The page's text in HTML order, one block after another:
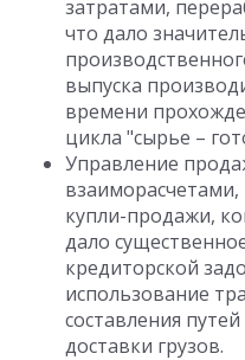
затратами,
что дало
выпуска
времени
цикла "сырье –
Управление
купли-продажи,
дало
кредиторской
использование
составления
доставки грузов.